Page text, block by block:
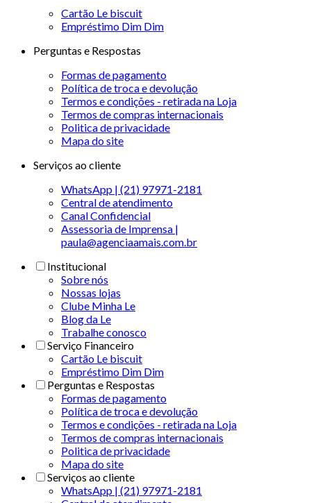
Cartão Le biscuit
Empréstimo Dim Dim
Perguntas e Respostas
Formas de pagamento
Política de troca e devolução
Termos e condições - retirada na Loja
Termos de compras internacionais
Politica de privacidade
Mapa do site
Serviços ao cliente
WhatsApp | (21) 97971-2181
Central de atendimento
Canal Confidencial
Assessoria de Imprensa |
paula@agenciaamais.com.br
Institucional
Sobre nós
Nossas lojas
Clube Minha Le
Blog da Le
Trabalhe conosco
Serviço Financeiro
Cartão Le biscuit
Empréstimo Dim Dim
Perguntas e Respostas
Formas de pagamento
Política de troca e devolução
Termos e condições - retirada na Loja
Termos de compras internacionais
Politica de privacidade
Mapa do site
Serviços ao cliente
WhatsApp | (21) 97971-2181